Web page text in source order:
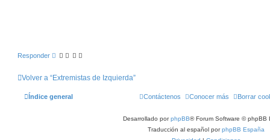
Responder
Volver a “Extremistas de Izquierda”
Índice general Borrar
Conocer más
Contáctenos
Desarrollado porphpBB® Forum Software © phpBB
Traducción al español porphpBB España